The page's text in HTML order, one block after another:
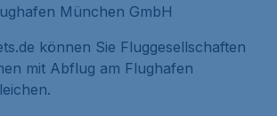
München GmbH
können Sie Fluggesellschaften
mit Abflug am Flughafen